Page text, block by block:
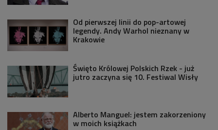
Od pierwszej linii do pop-artowej
legendy. Andy Warhol nieznany w
Krakowie
Święto Królowej Polskich Rzek - już
jutro zaczyna się 10. Festiwal Wisły
Alberto Manguel: jestem zakorzeniony
w moich książkach